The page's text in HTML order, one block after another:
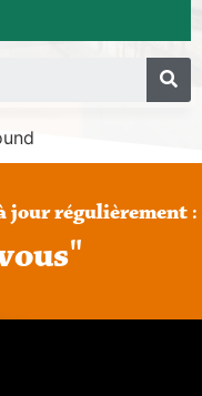
jour régulièrement :
ous"